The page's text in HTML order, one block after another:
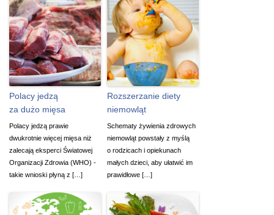
Polacy jedzą
za dużo mięsa
Polacy jedzą prawie
dwukrotnie więcej mięsa niż
zalecają eksperci Światowej
Organizacji Zdrowia (WHO) -
takie wnioski płyną z […]
Rozszerzanie diety
niemowląt
Schematy żywienia zdrowych
niemowląt powstały z myślą
o rodzicach i opiekunach
małych dzieci, aby ułatwić im
prawidłowe […]